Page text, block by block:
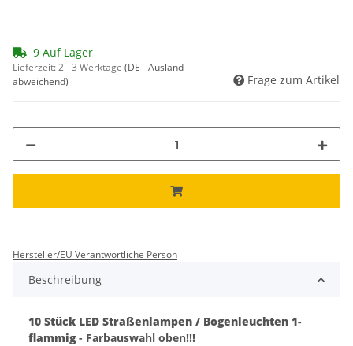
9 Auf Lager
Lieferzeit:2 - 3 Werktage (DE - Ausland
abweichend)
Frage zum Artikel
Hersteller/EU Verantwortliche Person
Beschreibung
10 Stück LED Straßenlampen / Bogenleuchten 1-
flammig- Farbauswahl oben!!!